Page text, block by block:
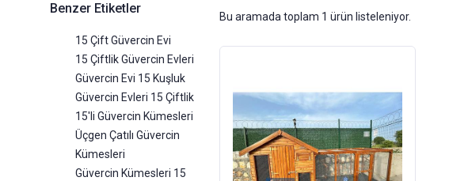
Benzer Etiketler
15 Çift Güvercin Evi
15 Çiftlik Güvercin Evleri
Güvercin Evi 15 Kuşluk
Güvercin Evleri 15 Çiftlik
15'li Güvercin Kümesleri
Üçgen Çatılı Güvercin
Kümesleri
Güvercin Kümesleri 15
Bu aramada toplam 1 ürün listeleniyor.